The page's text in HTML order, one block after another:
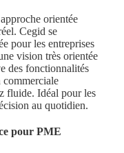
orientée
Cegid se
pour les entreprises
vision très orientée
des fonctionnalités
commerciale
fluide. Idéal pour les
au quotidien.
pour PME